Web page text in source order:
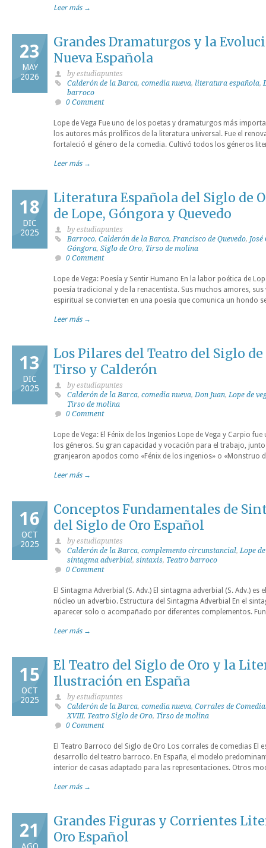
Leer más →
23
MAY
2026
Grandes Dramaturgos y la
Nueva Española
by estudiapuntes
Calderón de la Barca, comedia nueva, literatura española,
barroco
0 Comment
Lope de Vega Fue uno de los poetas y dramaturgos más
los autores más prolíficos de la literatura universal. Fue el
fortaleció el género de la comedia. Cultivó todos los géneros
Leer más →
18
DIC
2025
Literatura Española del Siglo de
de Lope, Góngora y Quevedo
by estudiapuntes
Barroco, Calderón de la Barca,Francisco de Quevedo,
Góngora, Siglo de Oro, Tirso de molina
0 Comment
Lope de Vega: Poesía y Sentir Humano En la labor poética de
poesía tradicional y de la renacentista. Sus muchos amores,
espiritual se convierten en una poesía que comunica un hondo
Leer más →
13
DIC
2025
Los Pilares del Teatro del Siglo de
Tirso y Calderón
by estudiapuntes
Calderón de la Barca, comedia nueva,Don Juan,Lope de
Tirso de molina
0 Comment
Lope de Vega: El Fénix de los Ingenios Lope de Vega y Carpio
los géneros. Su gran capacidad y vocación para el trabajo,
granjearon apodos como «Fénix de los ingenios» o «Monstruo
Leer más →
16
OCT
2025
Conceptos Fundamentales de
del Siglo de Oro Español
by estudiapuntes
Calderón de la Barca, complemento circunstancial,Lope
sintagma adverbial, sintaxis, Teatro barroco
0 Comment
El Sintagma Adverbial (S. Adv.) El sintagma adverbial (S. Adv.)
núcleo un adverbio. Estructura del Sintagma Adverbial En el
aparecer solo o acompañado por diferentes complementos.
Leer más →
15
OCT
2025
El Teatro del Siglo de Oro y la
Ilustración en España
by estudiapuntes
Calderón de la Barca, comedia nueva, Corrales de
XVIII, Teatro Siglo de Oro, Tirso de molina
0 Comment
El Teatro Barroco del Siglo de Oro Los corrales de comedias El
desarrollo del teatro barroco. En España, el modelo
interior de casas adaptado para las representaciones. Otros
Leer más →
21
Grandes Figuras y Corrientes
Oro Español